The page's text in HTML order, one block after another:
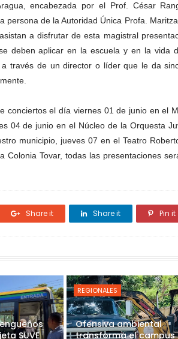
encabezada por el Prof. César
de la Autoridad Única Profa.
a disfrutar de esta magistral
deben aplicar en la escuela y en la vida
través de un director o líder que le da
conciertos el día viernes 01 de junio en el
04 de junio en el Núcleo de la Orquesta
municipio, jueves 07 en el Teatro
Tovar, todas las presentaciones
Share it Share it Pin it
SUVE
REGIONALES
Ofensiva ambiental
transforma el campus